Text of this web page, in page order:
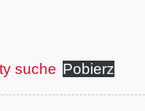
suche Pobierz